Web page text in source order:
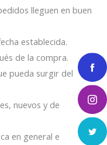
lleguen en buen
establecida.
de la compra.
pueda surgir del
nuevos y de
en general e